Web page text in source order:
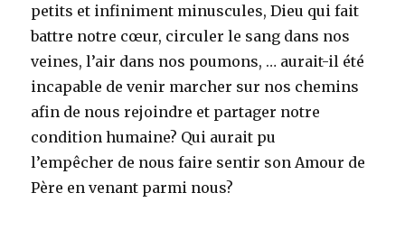
petits et infiniment minuscules, Dieu qui fait
battre notre cœur, circuler le sang dans nos
veines, l’air dans nos poumons, … aurait-il été
incapable de venir marcher sur nos chemins
afin de nous rejoindre et partager notre
condition humaine? Qui aurait pu
l’empêcher de nous faire sentir son Amour de
Père en venant parmi nous?